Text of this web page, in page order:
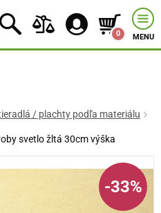
0 MENU
/ plachty podľa materiálu
svetlo žltá 30cm výška
-33%